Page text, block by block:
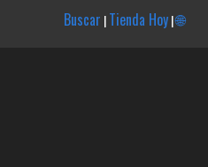
Buscar |Tienda Hoy|🌐